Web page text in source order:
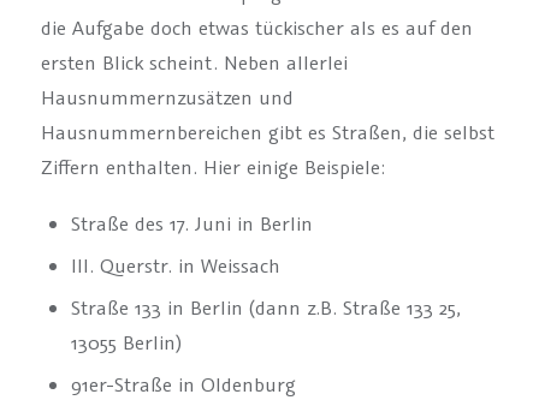
die Aufgabe doch etwas tückischer als es auf den
ersten Blick scheint. Neben allerlei
Hausnummernzusätzen und
Hausnummernbereichen gibt es Straßen, die selbst
Ziffern enthalten. Hier einige Beispiele:
Straße des 17. Juni in Berlin
III. Querstr. in Weissach
Straße 133 in Berlin (dann z.B. Straße 133 25,
13055 Berlin)
91er-Straße in Oldenburg